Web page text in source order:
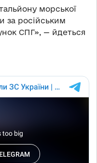
морської
за російським
СПГ», — йдеться